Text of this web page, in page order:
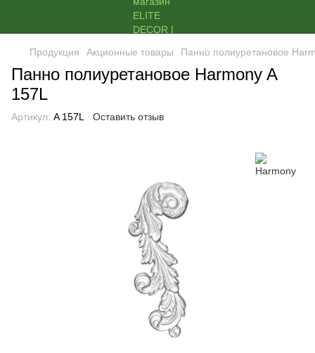
Продукция Акционные товары Панно полиуретановое
Панно полиуретановое Harmony A
157L
Артикул: A 157L Оставить отзыв